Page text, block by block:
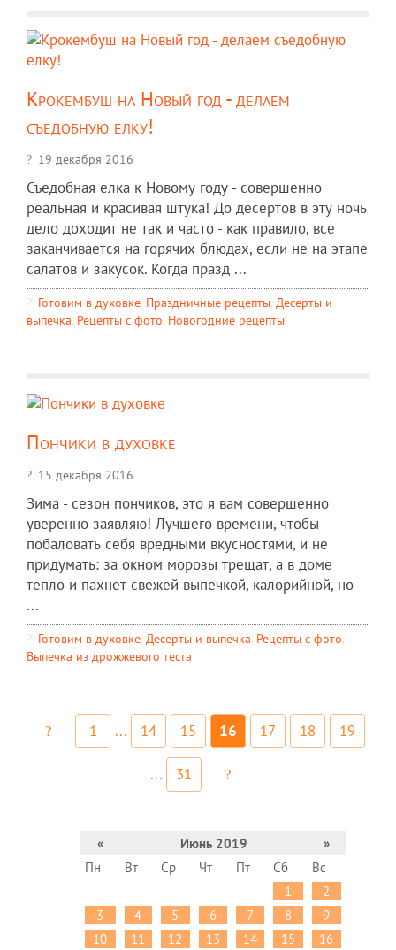
Крокембуш на Новый год - делаем
съедобную елку!
19 декабря 2016
Съедобная елка к Новому году - совершенно
реальная и красивая штука! До десертов в эту ночь
дело доходит не так и часто - как правило, все
заканчивается на горячих блюдах, если не на этапе
салатов и закусок. Когда празд ...
Готовим в духовке, Праздничные рецепты, Десерты и
выпечка, Рецепты c фото, Новогодние рецепты
Пончики в духовке
15 декабря 2016
Зима - сезон пончиков, это я вам совершенно
уверенно заявляю! Лучшего времени, чтобы
побаловать себя вредными вкусностями, и не
придумать: за окном морозы трещат, а в доме
тепло и пахнет свежей выпечкой, калорийной, но
...
Готовим в духовке, Десерты и выпечка, Рецепты c фото,
Выпечка из дрожжевого теста
1 ... 14 15 16 17 18 19
... 31
« Июнь 2019
»
Пн
Вт Ср Чт Пт Сб
Вс
1
2
3
4 5 6 7 8
9
10
11 12 13 14 15 16